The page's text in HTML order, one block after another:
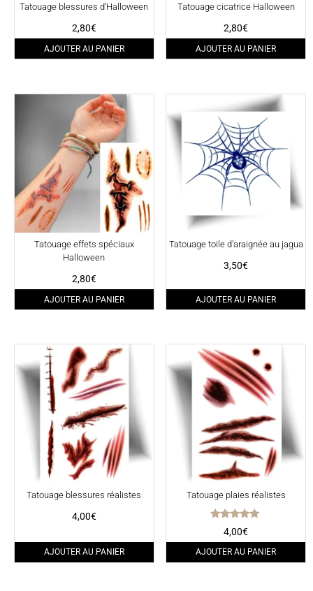
Tatouage blessures d’Halloween
2,80€
AJOUTER AU PANIER
Tatouage cicatrice Halloween
2,80€
AJOUTER AU PANIER
Tatouage effets spéciaux
Halloween
2,80€
AJOUTER AU PANIER
Tatouage toile d’araignée au jagua
3,50€
AJOUTER AU PANIER
Tatouage blessures réalistes
4,00€
AJOUTER AU PANIER
Tatouage plaies réalistes
Note
5.00
sur 5
4,00€
AJOUTER AU PANIER